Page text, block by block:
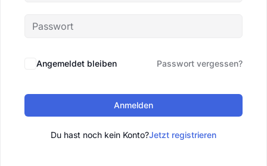
Angemeldet bleiben Passwort vergessen?
Anmelden
Du hast noch kein Konto?Jetzt registrieren